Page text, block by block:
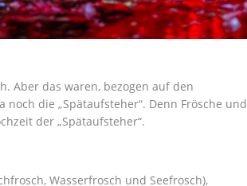
Aber das waren, bezogen auf den
die „Spätaufsteher“. Denn Frösche und
der „Spätaufsteher“.
Wasserfrosch und Seefrosch),